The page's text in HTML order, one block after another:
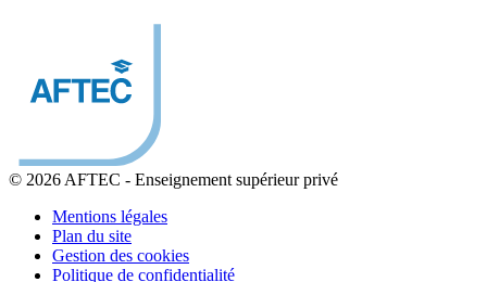
© 2026 AFTEC - Enseignement supérieur privé
Mentions légales
Plan du site
Gestion des cookies
Politique de confidentialité